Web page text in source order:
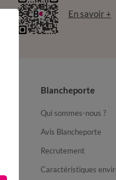
En savoir +
Blancheporte
Qui sommes-nous ?
Avis Blancheporte
Recrutement
Caractéristiques